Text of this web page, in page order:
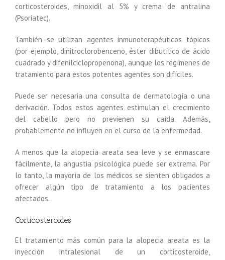
corticosteroides, minoxidil al 5% y crema de antralina
(Psoriatec).
También se utilizan agentes inmunoterapéuticos tópicos
(por ejemplo, dinitroclorobenceno, éster dibutílico de ácido
cuadrado y difenilciclopropenona), aunque los regímenes de
tratamiento para estos potentes agentes son difíciles.
Puede ser necesaria una consulta de dermatología o una
derivación. Todos estos agentes estimulan el crecimiento
del cabello pero no previenen su caída. Además,
probablemente no influyen en el curso de la enfermedad.
A menos que la alopecia areata sea leve y se enmascare
fácilmente, la angustia psicológica puede ser extrema. Por
lo tanto, la mayoría de los médicos se sienten obligados a
ofrecer algún tipo de tratamiento a los pacientes
afectados.
Corticosteroides
El tratamiento más común para la alopecia areata es la
inyección intralesional de un corticosteroide,